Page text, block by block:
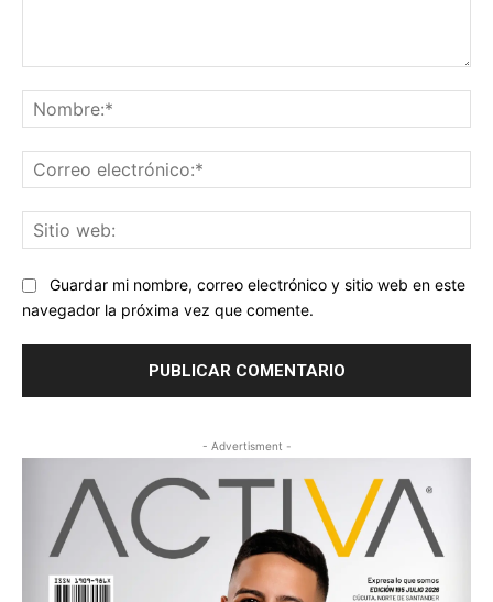
Guardar mi nombre, correo electrónico y sitio web en este
navegador la próxima vez que comente.
- Advertisment -